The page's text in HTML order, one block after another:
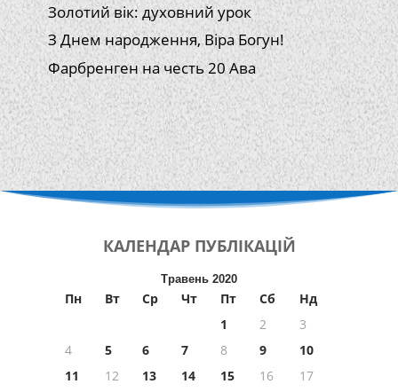
Золотий вік: духовний урок
З Днем народження, Віра Богун!
Фарбренген на честь 20 Ава
КАЛЕНДАР ПУБЛІКАЦІЙ
Травень 2020
Пн Вт Ср Чт Пт Сб
Нд
1
2
3
4
5 6 7 8 9
10
11
12 13 14 15 16
17